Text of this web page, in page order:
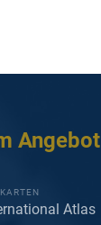
Angebot
Atlas